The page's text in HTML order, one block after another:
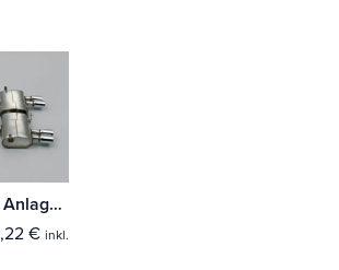
Milltek Cat-Back Anlage BMW 3 Series E92 M3 4.0 V8 Coupé
€ inkl.